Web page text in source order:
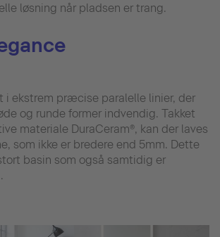
løsning når pladsen er trang.
i ekstrem præcise paralelle linier, der
og runde former indvendig. Takket
materiale DuraCeram®, kan der laves
som ikke er bredere end 5mm. Dette
basin som også samtidig er